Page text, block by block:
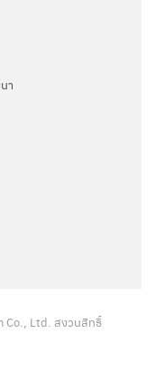
า
Co., Ltd. สงวนสิทธิ์